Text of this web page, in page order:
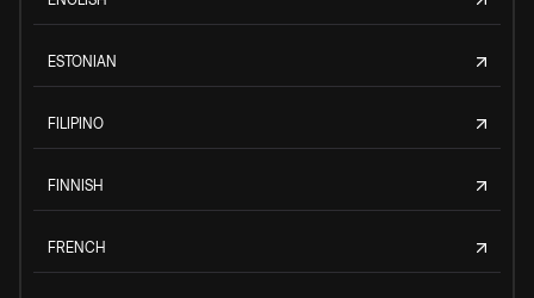
ESTONIAN
FILIPINO
FINNISH
FRENCH